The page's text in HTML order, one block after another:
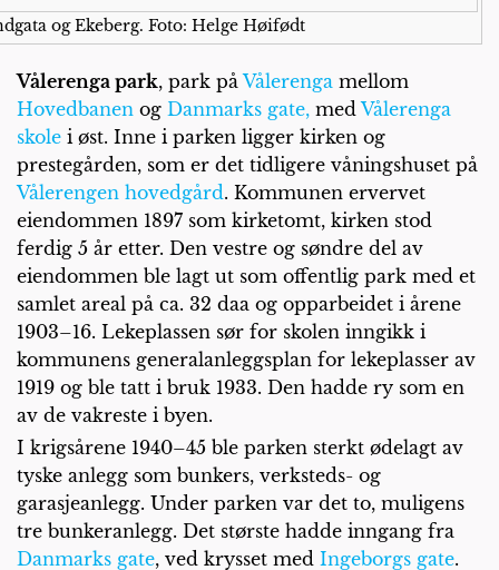
og Ekeberg. Foto: Helge Høifødt
Vålerenga park, park påVålerenga mellom
Hovedbanen og Danmarks gate, medVålerenga
skole i øst. Inne i parken ligger kirken og
prestegården, som er det tidligere våningshuset på
Vålerengen hovedgård. Kommunen ervervet
eiendommen 1897 som kirketomt, kirken stod
ferdig 5 år etter. Den vestre og søndre del av
eiendommen ble lagt ut som offentlig park med et
samlet areal på ca. 32 daa og opparbeidet i årene
1903–16. Lekeplassen sør for skolen inngikk i
kommunens generalanleggsplan for lekeplasser av
1919 og ble tatt i bruk 1933. Den hadde ry som en
av de vakreste i byen.
I krigsårene 1940–45 ble parken sterkt ødelagt av
tyske anlegg som bunkers, verksteds- og
garasjeanlegg. Under parken var det to, muligens
tre bunkeranlegg. Det største hadde inngang fra
Danmarks gate, ved krysset med Ingeborgs gate.